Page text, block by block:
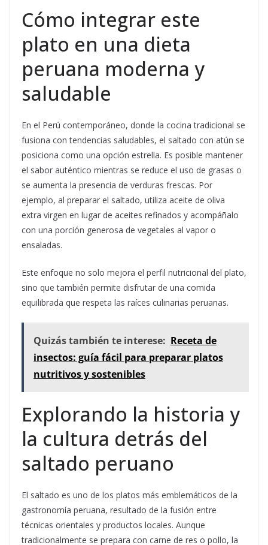
Cómo integrar este
plato en una dieta
peruana moderna y
saludable
En el Perú contemporáneo, donde la cocina tradicional se
fusiona con tendencias saludables, el saltado con atún se
posiciona como una opción estrella. Es posible mantener
el sabor auténtico mientras se reduce el uso de grasas o
se aumenta la presencia de verduras frescas. Por
ejemplo, al preparar el saltado, utiliza aceite de oliva
extra virgen en lugar de aceites refinados y acompáñalo
con una porción generosa de vegetales al vapor o
ensaladas.
Este enfoque no solo mejora el perfil nutricional del plato,
sino que también permite disfrutar de una comida
equilibrada que respeta las raíces culinarias peruanas.
Quizás también te interese: Receta de
insectos: guía fácil para preparar platos
nutritivos y sostenibles
Explorando la historia y
la cultura detrás del
saltado peruano
El saltado es uno de los platos más emblemáticos de la
gastronomía peruana, resultado de la fusión entre
técnicas orientales y productos locales. Aunque
tradicionalmente se prepara con carne de res o pollo, la